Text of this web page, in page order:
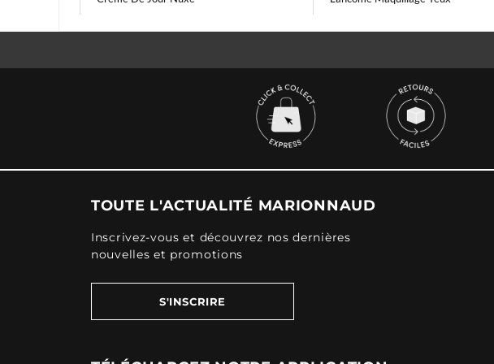
TOUTE L'ACTUALITÉ MARIONNAUD
Inscrivez-vous et découvrez nos dernières
nouvelles et promotions
S'INSCRIRE